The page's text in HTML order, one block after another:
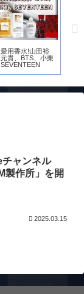
用香水!山田裕
貴、BTS、小栗
チャンネル
製作所」を開
2025.03.15